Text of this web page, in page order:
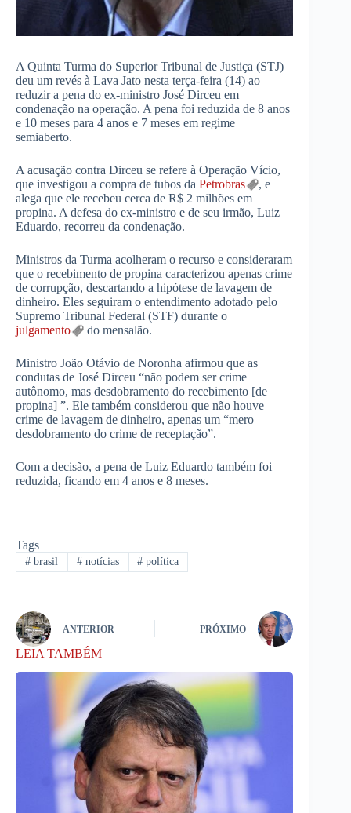
A Quinta Turma do Superior Tribunal de Justiça (STJ)
deu um revés à Lava Jato nesta terça-feira (14) ao
reduzir a pena do ex-ministro José Dirceu em
condenação na operação. A pena foi reduzida de 8 anos
e 10 meses para 4 anos e 7 meses em regime
semiaberto.
A acusação contra Dirceu se refere à Operação Vício,
que investigou a compra de tubos da Petrobras
, e
alega que ele recebeu cerca de R$ 2 milhões em
propina. A defesa do ex-ministro e de seu irmão, Luiz
Eduardo, recorreu da condenação.
Ministros da Turma acolheram o recurso e consideraram
que o recebimento de propina caracterizou apenas crime
de corrupção, descartando a hipótese de lavagem de
dinheiro. Eles seguiram o entendimento adotado pelo
Supremo Tribunal Federal (STF) durante o
julgamento
do mensalão.
Ministro João Otávio de Noronha afirmou que as
condutas de José Dirceu “não podem ser crime
autônomo, mas desdobramento do recebimento [de
propina] ”. Ele também considerou que não houve
crime de lavagem de dinheiro, apenas um “mero
desdobramento do crime de receptação”.
Com a decisão, a pena de Luiz Eduardo também foi
reduzida, ficando em 4 anos e 8 meses.
Tags
#brasil #notícias # política
ANTERIOR PRÓXIMO
LEIA TAMBÉM